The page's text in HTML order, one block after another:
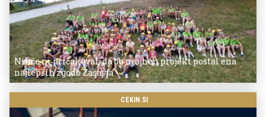
Nihče ni pričakoval, da bo majhen projekt postal ena
najlepših zgodb Zasavja
CEKIN.SI